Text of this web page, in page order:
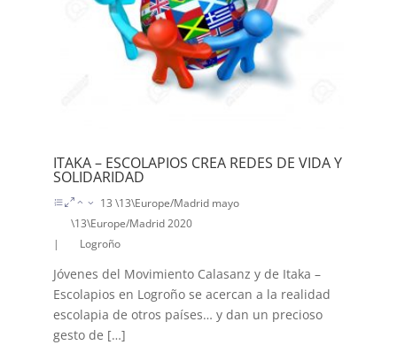
ITAKA – ESCOLAPIOS CREA REDES DE VIDA Y
SOLIDARIDAD
13 \13\Europe/Madrid mayo
\13\Europe/Madrid 2020
|
Logroño
Jóvenes del Movimiento Calasanz y de Itaka –
Escolapios en Logroño se acercan a la realidad
escolapia de otros países… y dan un precioso
gesto de […]